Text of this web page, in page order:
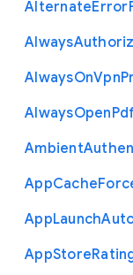
AlternateError
Always
AlwaysOnVpn
AlwaysOpen
Ambient
AppCache
AppLaunch
AppStore